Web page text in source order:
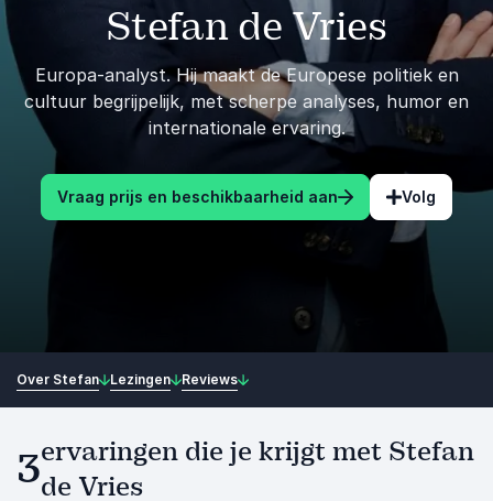
Stefan de Vries
Europa-analyst. Hij maakt de Europese politiek en
cultuur begrijpelijk, met scherpe analyses, humor en
internationale ervaring.
Vraag prijs en beschikbaarheid aan Volg
Over Stefan Lezingen Reviews
3ervaringen die je krijgt met Stefan
de Vries